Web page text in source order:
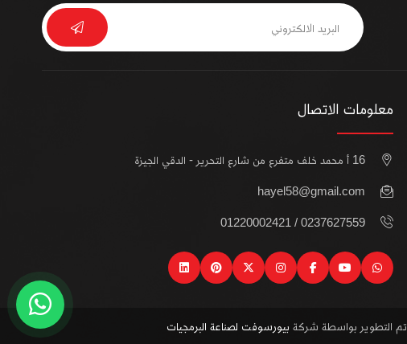
معلومات الاتصال
16 أ محمد خلف متفرع من شارع التحرير - الدقي الجيزة
hayel58@gmail.com
0237627559 / 01220002421
watsapp
youtube
facebook
instagram
x
pinterest
linkedin
تم التطوير بواسطة شركة بيورسوفت لصناعة البرمجيات